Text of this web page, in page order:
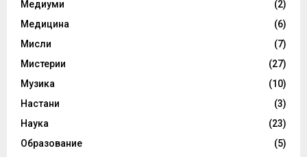
Медиуми
(2)
Медицина
(6)
Мисли
(7)
Мистерии
(27)
Музика
(10)
Настани
(3)
Наука
(23)
Образование
(5)